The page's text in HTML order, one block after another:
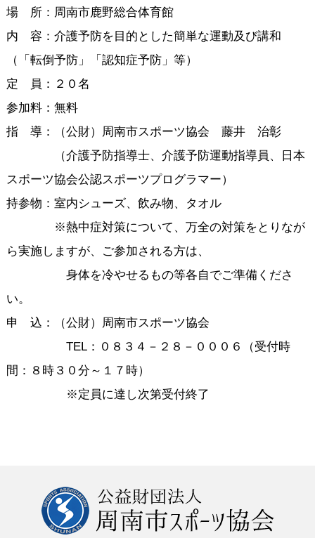
場 所：周南市鹿野総合体育館
内 容：介護予防を目的とした簡単な運動及び講和
（「転倒予防」「認知症予防」等）
定 員：２０名
参加料：無料
指 導：（公財）周南市スポーツ協会 藤井 治彰
（介護予防指導士、介護予防運動指導員、日本
スポーツ協会公認スポーツプログラマー）
持参物：室内シューズ、飲み物、タオル
※熱中症対策について、万全の対策をとりなが
ら実施しますが、ご参加される方は、
身体を冷やせるもの等各自でご準備くださ
い。
申 込：（公財）周南市スポーツ協会
TEL：０８３４－２８－０００６（受付時
間：８時３０分～１７時）
※定員に達し次第受付終了